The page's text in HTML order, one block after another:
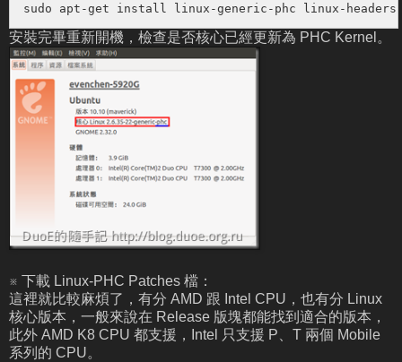
sudo apt-get install linux-generic-phc linux-headers-
安裝完畢重新開機，檢查是否核心已經更新為 PHC Kernel。
※ 下載 Linux-PHC Patches 檔：
這裡就比較麻煩了，有分 AMD 跟 Intel CPU，也有分 Linux
核心版本，一般來說在 Release 版塊都能找到適合的版本，
此外 AMD K8 CPU 都支援，Intel 只支援 P、T 兩個 Mobile
系列的 CPU。